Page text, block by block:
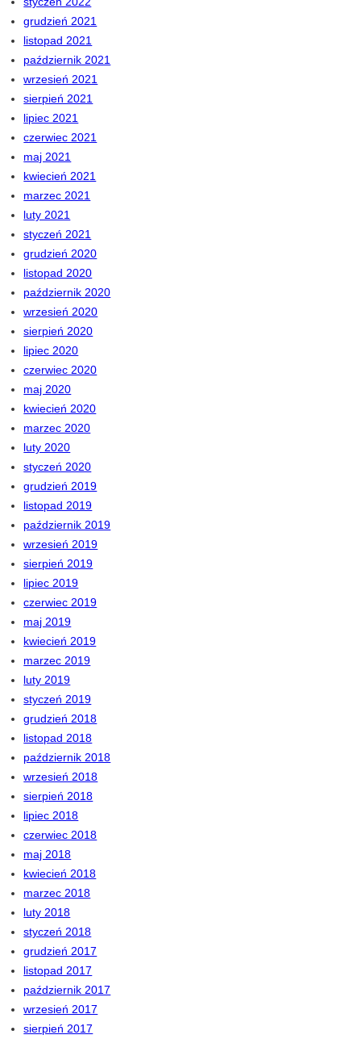
grudzień 2021
listopad 2021
październik 2021
wrzesień 2021
sierpień 2021
lipiec 2021
czerwiec 2021
maj 2021
kwiecień 2021
marzec 2021
luty 2021
styczeń 2021
grudzień 2020
listopad 2020
październik 2020
wrzesień 2020
sierpień 2020
lipiec 2020
czerwiec 2020
maj 2020
kwiecień 2020
marzec 2020
luty 2020
styczeń 2020
grudzień 2019
listopad 2019
październik 2019
wrzesień 2019
sierpień 2019
lipiec 2019
czerwiec 2019
maj 2019
kwiecień 2019
marzec 2019
luty 2019
styczeń 2019
grudzień 2018
listopad 2018
październik 2018
wrzesień 2018
sierpień 2018
lipiec 2018
czerwiec 2018
maj 2018
kwiecień 2018
marzec 2018
luty 2018
styczeń 2018
grudzień 2017
listopad 2017
październik 2017
wrzesień 2017
sierpień 2017